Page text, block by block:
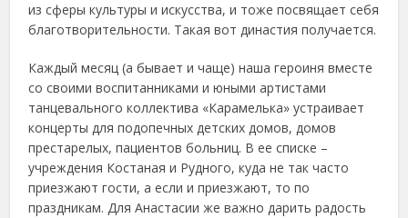
из сферы культуры и искусства, и тоже посвящает себя
благотворительности. Такая вот династия получается.
Каждый месяц (а бывает и чаще) наша героиня вместе
со своими воспитанниками и юными артистами
танцевального коллектива «Карамелька» устраивает
концерты для подопечных детских домов, домов
престарелых, пациентов больниц. В ее списке –
учреждения Костаная и Рудного, куда не так часто
приезжают гости, а если и приезжают, то по
праздникам. Для Анастасии же важно дарить радость